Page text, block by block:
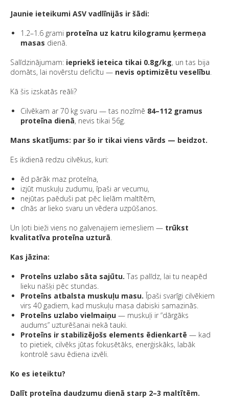
Jaunie ieteikumi ASV vadlīnijās ir šādi:
1.2–1.6 grami proteīna uz katru kilogramu ķermeņa
masas dienā.
Salīdzinājumam: iepriekš ieteica tikai 0.8g/kg, un tas bija
domāts, lai novērstu deficītu — nevis optimizētu veselību.
Kā šis izskatās reāli?
Cilvēkam ar 70 kg svaru — tas nozīmē 84–112 gramus
proteīna dienā, nevis tikai 56g.
Mans skatījums: par šo ir tikai viens vārds — beidzot.
Es ikdienā redzu cilvēkus, kuri:
ēd pārāk maz proteīna,
izjūt muskuļu zudumu, īpaši ar vecumu,
nejūtas paēduši pat pēc lielām maltītēm,
cīnās ar lieko svaru un vēdera uzpūšanos.
Un ļoti bieži viens no galvenajiem iemesliem — trūkst
kvalitatīva proteīna uzturā.
Kas jāzina:
Proteīns uzlabo sāta sajūtu. Tas palīdz, lai tu neapēd
lieku našķi pēc stundas.
Proteīns atbalsta muskuļu masu. Īpaši svarīgi cilvēkiem
virs 40 gadiem, kad muskuļu masa dabiski samazinās.
Proteīns uzlabo vielmaiņu — muskuļi ir “dārgāks
audums” uzturēšanai nekā tauki.
Proteīns ir stabilizējošs elements ēdienkartē — kad
to pietiek, cilvēks jūtas fokusētāks, enerģiskāks, labāk
kontrolē savu ēdiena izvēli.
Ko es ieteiktu?
Dalīt proteīna daudzumu dienā starp 2–3 maltītēm.